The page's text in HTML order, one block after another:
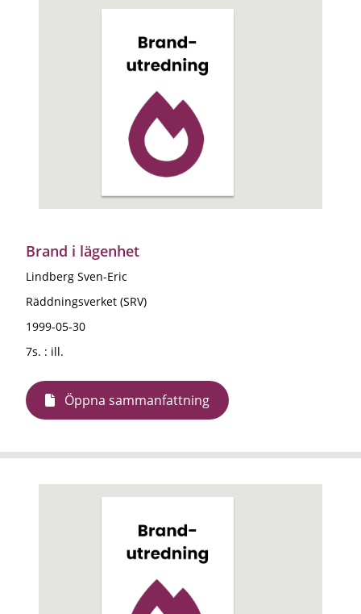
Brand i lägenhet
Lindberg Sven-Eric
Räddningsverket (SRV)
1999-05-30
7s. : ill.
Öppna sammanfattning